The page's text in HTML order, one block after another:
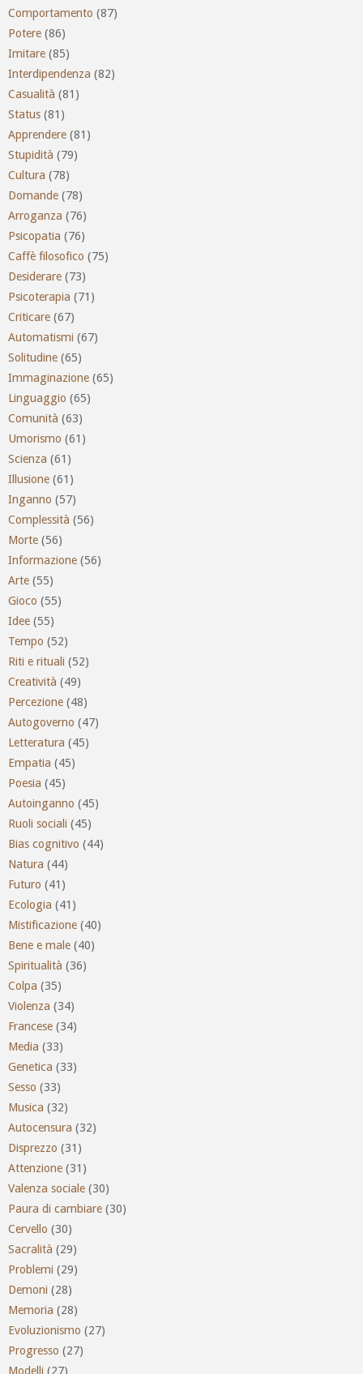
Comportamento (87)
Potere (86)
Imitare (85)
Interdipendenza (82)
Casualità (81)
Status (81)
Apprendere (81)
Stupidità (79)
Cultura (78)
Domande (78)
Arroganza (76)
Psicopatia (76)
Caffè filosofico (75)
Desiderare (73)
Psicoterapia (71)
Criticare (67)
Automatismi (67)
Solitudine (65)
Immaginazione (65)
Linguaggio (65)
Comunità (63)
Umorismo (61)
Scienza (61)
Illusione (61)
Inganno (57)
Complessità (56)
Morte (56)
Informazione (56)
Arte (55)
Gioco (55)
Idee (55)
Tempo (52)
Riti e rituali (52)
Creatività (49)
Percezione (48)
Autogoverno (47)
Letteratura (45)
Empatia (45)
Poesia (45)
Autoinganno (45)
Ruoli sociali (45)
Bias cognitivo (44)
Natura (44)
Futuro (41)
Ecologia (41)
Mistificazione (40)
Bene e male (40)
Spiritualità (36)
Colpa (35)
Violenza (34)
Francese (34)
Media (33)
Genetica (33)
Sesso (33)
Musica (32)
Autocensura (32)
Disprezzo (31)
Attenzione (31)
Valenza sociale (30)
Paura di cambiare (30)
Cervello (30)
Sacralità (29)
Problemi (29)
Demoni (28)
Memoria (28)
Evoluzionismo (27)
Progresso (27)
Modelli (27)